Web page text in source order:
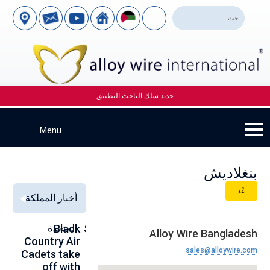
جديد سلك الباحث التطبيق
بنغلاديش
عُد
Alloy Wire Bangladesh
sales@alloywire.com
أخبار المملكة
المتحدة
Alloy Wire
International
to toast its
80th
Strengthening
Global
Connections
Black
Country Air
Cadets take
off with